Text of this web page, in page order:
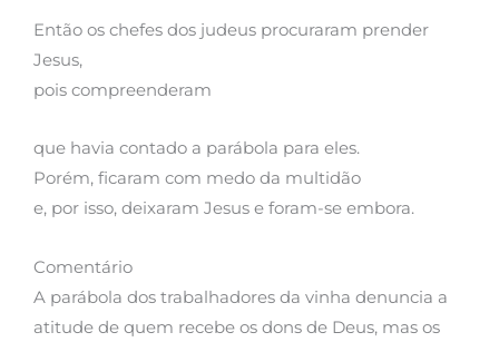
Então os chefes dos judeus procuraram prender
Jesus,
pois compreenderam
que havia contado a parábola para eles.
Porém, ficaram com medo da multidão
e, por isso, deixaram Jesus e foram-se embora.
Comentário
A parábola dos trabalhadores da vinha denuncia a
atitude de quem recebe os dons de Deus, mas os